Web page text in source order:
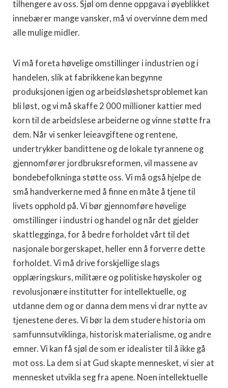
tilhengere av oss. Sjøl om denne oppgava i øyeblikket
innebærer mange vansker, må vi overvinne dem med
alle mulige midler.
Vi må foreta høvelige omstillinger i industrien og i
handelen, slik at fabrikkene kan begynne
produksjonen igjen og arbeidsløshetsproblemet kan
bli løst, og vi må skaffe 2 000 millioner kattier med
korn til de arbeidslese arbeiderne og vinne støtte fra
dem. Når vi senker leieavgiftene og rentene,
undertrykker bandittene og de lokale tyrannene og
gjennomfører jordbruksreformen, vil massene av
bondebefolkninga støtte oss. Vi må også hjelpe de
små handverkerne med å finne en måte å tjene til
livets opphold på. Vi bør gjennomføre høvelige
omstillinger i industri og handel og når det gjelder
skattlegginga, for å bedre forholdet vårt til det
nasjonale borgerskapet, heller enn å forverre dette
forholdet. Vi må drive forskjellige slags
opplæringskurs, militære og politiske høyskoler og
revolusjonære institutter for intellektuelle, og
utdanne dem og or danna dem mens vi drar nytte av
tjenestene deres. Vi bør la dem studere historia om
samfunnsutviklinga, historisk materialisme, og andre
emner. Vi kan få sjøl de som er idealister til å ikke gå
mot oss. La dem si at Gud skapte mennesket, vi sier at
mennesket utvikla seg fra apene. Noen intellektuelle